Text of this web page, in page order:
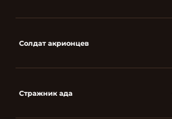
Солдат акрионцев
Стражник ада